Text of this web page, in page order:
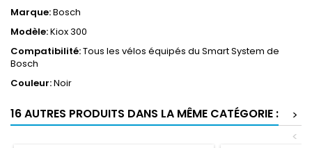
Marque:Bosch
Modèle:Kiox 300
Compatibilité:Tous les vélos équipés du Smart System de
Bosch
Couleur:Noir
16 AUTRES PRODUITS DANS LA MÊME CATÉGORIE :
>
<